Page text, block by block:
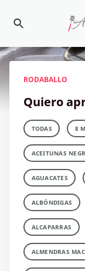
RODABALLO
Quiero
TODAS 8
ACEITUNAS
AGUACATES
ALBÓNDIGAS
ALCAPARRAS
ALMENDRAS